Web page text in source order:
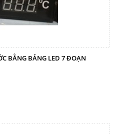
BẰNG BẢNG LED 7 ĐOẠN